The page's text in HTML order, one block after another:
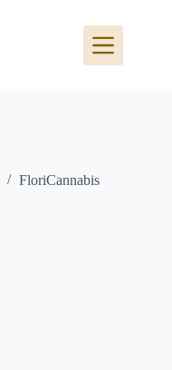
FloriCannabis